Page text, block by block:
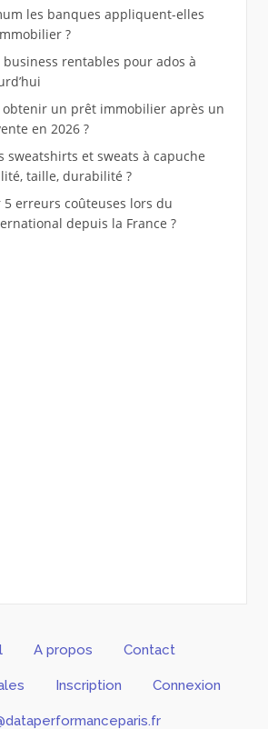
les banques appliquent-elles
?
business rentables pour ados à
un prêt immobilier après un
en 2026 ?
sweatshirts et sweats à capuche
taille, durabilité ?
5 erreurs coûteuses lors du
depuis la France ?
A propos Contact
Inscription Connexion